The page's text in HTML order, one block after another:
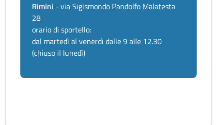
Rimini - via Sigismondo Pandolfo Malatesta
28
orario di sportello:
dal martedì al venerdì dalle 9 alle 12.30
(chiuso il lunedì)